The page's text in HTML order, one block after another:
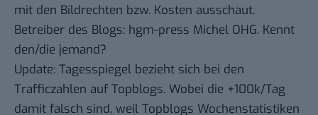
mit den Bildrechten bzw. Kosten ausschaut.
Betreiber des Blogs: hgm-press Michel OHG. Kennt
den/die jemand?
Update: Tagesspiegel bezieht sich bei den
Trafficzahlen auf Topblogs. Wobei die +100k/Tag
damit falsch sind, weil Topblogs Wochenstatistiken